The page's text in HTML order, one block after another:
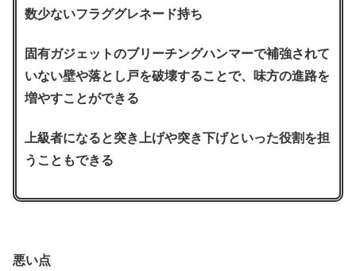
数少ないフラググレネード持ち
固有ガジェットのブリーチングハンマーで補強されて
いない壁や落とし戸を破壊することで、味方の進路を
増やすことができる
上級者になると突き上げや突き下げといった役割を担
うこともできる
悪い点